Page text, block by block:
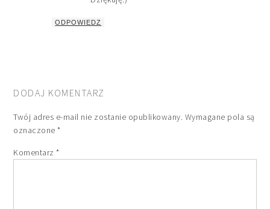
ODPOWIEDZ
DODAJ KOMENTARZ
Twój adres e-mail nie zostanie opublikowany. Wymagane pola są
oznaczone*
Komentarz*